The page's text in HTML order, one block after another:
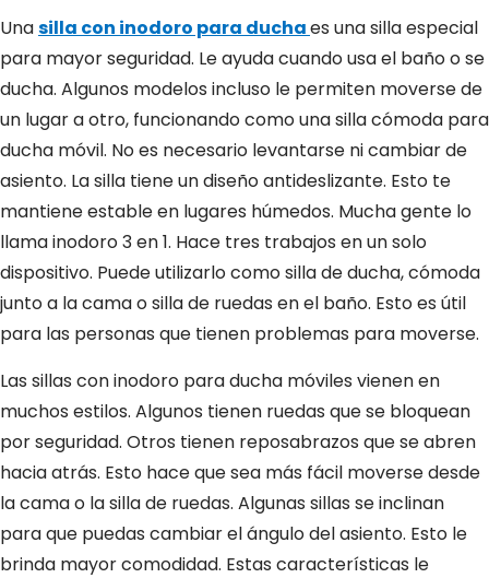
Unasilla con inodoro para duchaes una silla especial
para mayor seguridad. Le ayuda cuando usa el baño o se
ducha. Algunos modelos incluso le permiten moverse de
un lugar a otro, funcionando como una silla cómoda para
ducha móvil. No es necesario levantarse ni cambiar de
asiento. La silla tiene un diseño antideslizante. Esto te
mantiene estable en lugares húmedos. Mucha gente lo
llama inodoro 3 en 1. Hace tres trabajos en un solo
dispositivo. Puede utilizarlo como silla de ducha, cómoda
junto a la cama o silla de ruedas en el baño. Esto es útil
para las personas que tienen problemas para moverse.
Las sillas con inodoro para ducha móviles vienen en
muchos estilos. Algunos tienen ruedas que se bloquean
por seguridad. Otros tienen reposabrazos que se abren
hacia atrás. Esto hace que sea más fácil moverse desde
la cama o la silla de ruedas. Algunas sillas se inclinan
para que puedas cambiar el ángulo del asiento. Esto le
brinda mayor comodidad. Estas características le